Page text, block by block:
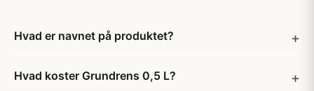
Hvad er navnet på produktet?
Hvad koster Grundrens 0,5 L?